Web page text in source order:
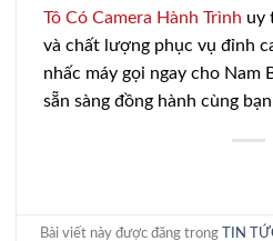
Tô Có Camera Hành Trình uy
và chất lượng phục vụ đỉnh
nhấc máy gọi ngay cho Nam
sẵn sàng đồng hành cùng
Bài viết này được đăng trong TIN